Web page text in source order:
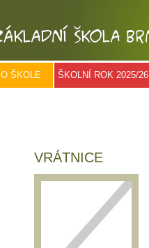
O ŠKOLE ŠKOLNÍ ROK 2025/26
VRÁTNICE